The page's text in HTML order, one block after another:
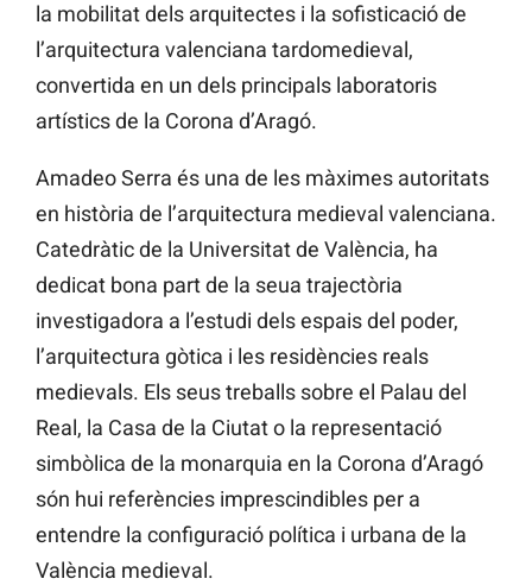
la mobilitat dels arquitectes i la sofisticació de
l’arquitectura valenciana tardomedieval,
convertida en un dels principals laboratoris
artístics de la Corona d’Aragó.
Amadeo Serra és una de les màximes autoritats
en història de l’arquitectura medieval valenciana.
Catedràtic de la Universitat de València, ha
dedicat bona part de la seua trajectòria
investigadora a l’estudi dels espais del poder,
l’arquitectura gòtica i les residències reals
medievals. Els seus treballs sobre el Palau del
Real, la Casa de la Ciutat o la representació
simbòlica de la monarquia en la Corona d’Aragó
són hui referències imprescindibles per a
entendre la configuració política i urbana de la
València medieval.